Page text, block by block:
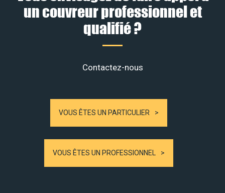
un couvreur professionnel et
qualifié ?
Contactez-nous
VOUS ÊTES UN PARTICULIER
VOUS ÊTES UN PROFESSIONNEL